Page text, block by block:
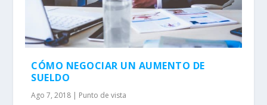
CÓMO NEGOCIAR UN AUMENTO DE
SUELDO
Ago 7, 2018 | Punto de vista